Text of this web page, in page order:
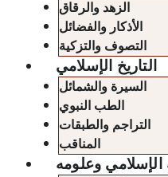
الزهد والرقاق
الأذكار والفضائل
التصوف والتزكية
التاريخ الإسلامي
السيرة والشمائل
الطب النبوي
التراجم والطبقات
المناقب
الإسلامي وعلومه